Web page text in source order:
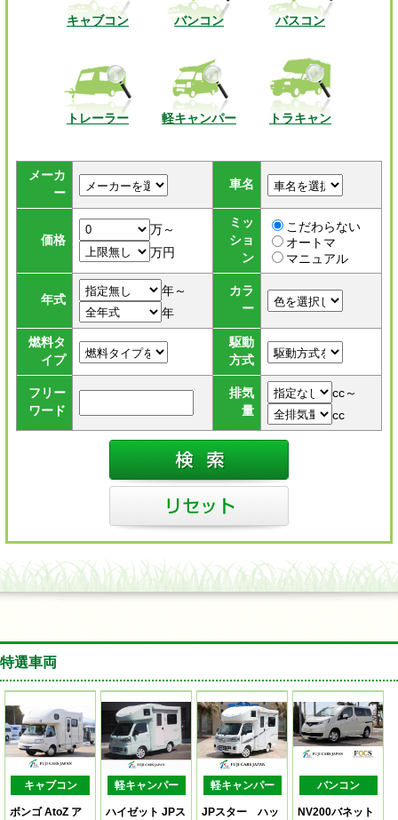
キャブコン バンコン バスコン
トレーラー 軽キャンパー トラキャン
メーカ
ー
車名
価格
万～
万円
ミッ
ショ
ン
こだわらない
オートマ
マニュアル
年式
年～
年
カラ
ー
燃料タ
イプ
駆動
方式
フリー
ワード
排気
量
cc～
cc
特選車両
キャブコン
ボンゴ AtoZ ア
軽キャンパー
ハイゼット JPス
軽キャンパー
JPスター ハッ
バンコン
NV200バネット